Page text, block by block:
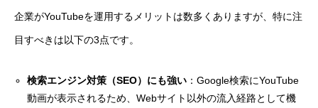
企業がYouTubeを運用するメリットは数多くありますが、特に注
目すべきは以下の3点です。
検索エンジン対策（SEO）にも強い ：Google検索にYouTube
動画が表示されるため、Webサイト以外の流入経路として機